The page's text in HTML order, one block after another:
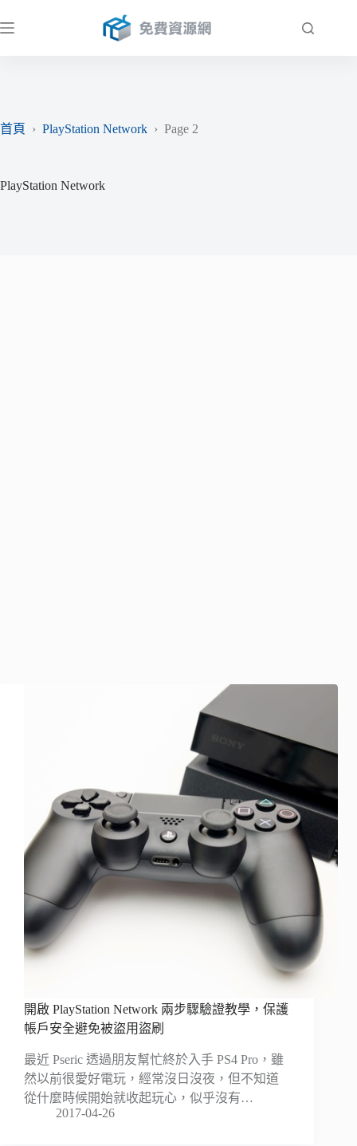
至
首頁
› PlayStation Network › Page 2
PlayStation Network
開啟 PlayStation Network 兩步驟驗證教學，保護
帳戶安全避免被盜用盜刷
最近 Pseric 透過朋友幫忙終於入手 PS4 Pro，雖
然以前很愛好電玩，經常沒日沒夜，但不知道
從什麼時候開始就收起玩心，似乎沒有…
2017-04-26